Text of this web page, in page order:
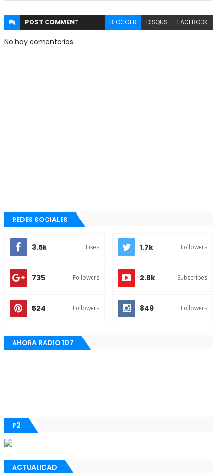
POST COMMENT BLOGGER DISQUS FACEBOOK
No hay comentarios.
REDES SOCIALES
3.5k Likes 1.7k Followers
735 Followers 2.8k Subscribes
524 Followers 849 Followers
AHORA RADIO 107
P2
ACTUALIDAD